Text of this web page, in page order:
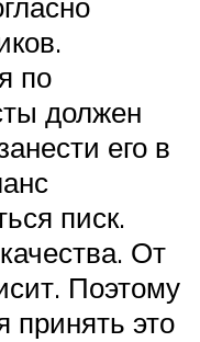
по
должен
его в
писк.
От
Поэтому
принять это